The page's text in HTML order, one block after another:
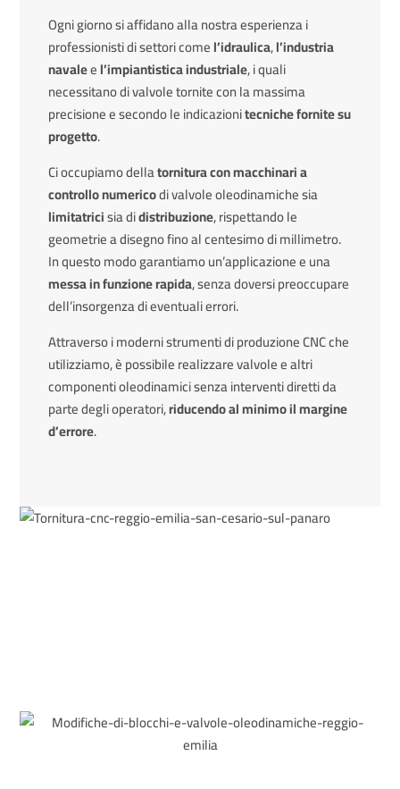
Ogni giorno si affidano alla nostra esperienza i
professionisti di settori comel’idraulica,l’industria
navaleel’impiantistica industriale, i quali
necessitano di valvole tornite con la massima
precisione e secondo le indicazionitecniche fornite su
progetto.
Ci occupiamo dellatornitura con macchinari a
controllo numericodi valvole oleodinamiche sia
limitatricisia didistribuzione, rispettando le
geometrie a disegno fino al centesimo di millimetro.
In questo modo garantiamo un’applicazione e una
messa in funzione rapida, senza doversi preoccupare
dell’insorgenza di eventuali errori.
Attraverso i moderni strumenti di produzione CNC che
utilizziamo, è possibile realizzare valvole e altri
componenti oleodinamici senza interventi diretti da
parte degli operatori,riducendo al minimo il margine
d’errore.